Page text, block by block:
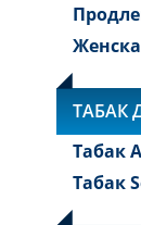
ТАБАК
Табак
Табак